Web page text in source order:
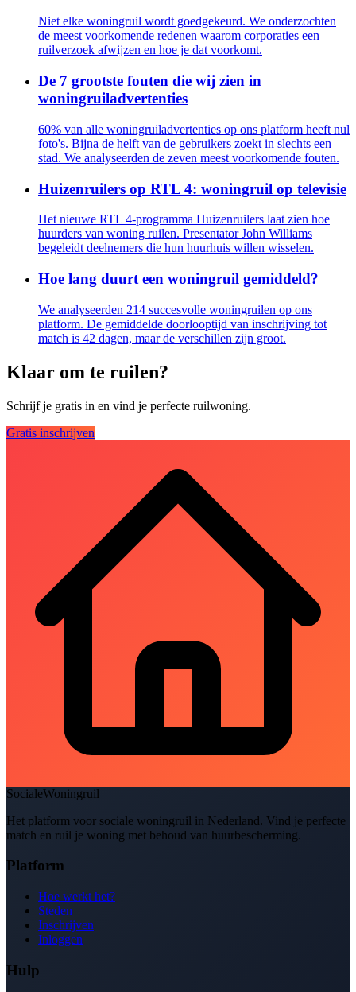
Niet elke woningruil wordt goedgekeurd. We onderzochten
de meest voorkomende redenen waarom corporaties een
ruilverzoek afwijzen en hoe je dat voorkomt.
De 7 grootste fouten die wij zien in
woningruiladvertenties
60% van alle woningruiladvertenties op ons platform heeft nul
foto's. Bijna de helft van de gebruikers zoekt in slechts een
stad. We analyseerden de zeven meest voorkomende fouten.
Huizenruilers op RTL 4: woningruil op televisie
Het nieuwe RTL 4-programma Huizenruilers laat zien hoe
huurders van woning ruilen. Presentator John Williams
begeleidt deelnemers die hun huurhuis willen wisselen.
Hoe lang duurt een woningruil gemiddeld?
We analyseerden 214 succesvolle woningruilen op ons
platform. De gemiddelde doorlooptijd van inschrijving tot
match is 42 dagen, maar de verschillen zijn groot.
Klaar om te ruilen?
Schrijf je gratis in en vind je perfecte ruilwoning.
Gratis inschrijven
SocialeWoningruil
Het platform voor sociale woningruil in Nederland. Vind je perfecte
match en ruil je woning met behoud van huurbescherming.
Platform
Hoe werkt het?
Steden
Inschrijven
Inloggen
Hulp